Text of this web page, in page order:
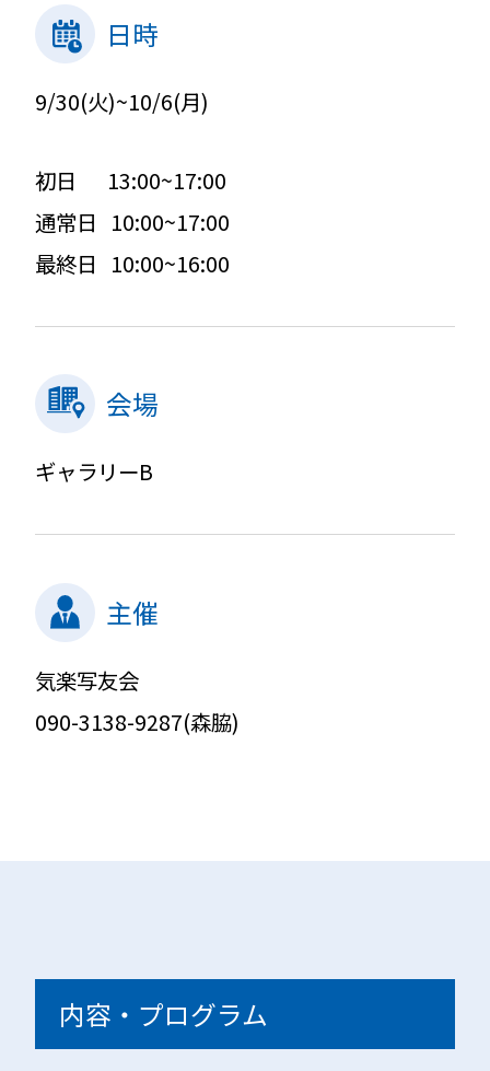
日時
9/30(火)~10/6(月)
初日 13:00~17:00
通常日 10:00~17:00
最終日 10:00~16:00
会場
ギャラリーB
主催
気楽写友会
090-3138-9287(森脇)
内容・プログラム